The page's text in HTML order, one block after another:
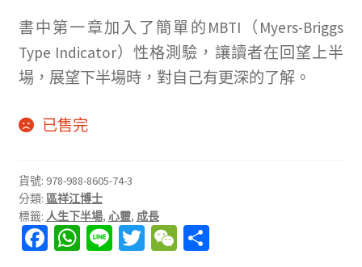
書中第一章加入了簡單的MBTI（Myers-Briggs
Type Indicator）性格測驗，讓讀者在回望上半
場，展望下半場時，對自己有更深的了解。
已售完
貨號: 978-988-8605-74-3
分類: 區祥江博士
標籤: 人生下半場, 心靈, 成長
Fa W Li T W 分